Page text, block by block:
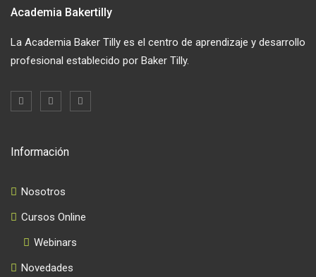
Academia Bakertilly
La Academia Baker Tilly es el centro de aprendizaje y desarrollo
profesional establecido por Baker Tilly.
Información
Nosotros
Cursos Online
Webinars
Novedades